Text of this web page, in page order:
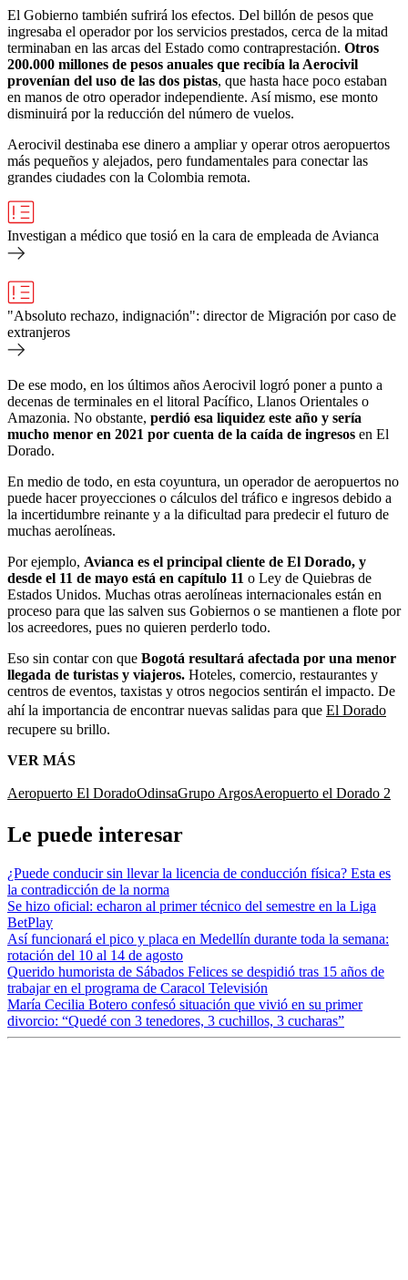
El Gobierno también sufrirá los efectos. Del billón de pesos que
ingresaba el operador por los servicios prestados, cerca de la mitad
terminaban en las arcas del Estado como contraprestación. Otros
200.000 millones de pesos anuales que recibía la Aerocivil
provenían del uso de las dos pistas, que hasta hace poco estaban
en manos de otro operador independiente. Así mismo, ese monto
disminuirá por la reducción del número de vuelos.
Aerocivil destinaba ese dinero a ampliar y operar otros aeropuertos
más pequeños y alejados, pero fundamentales para conectar las
grandes ciudades con la Colombia remota.
Investigan a médico que tosió en la cara de empleada de Avianca
"Absoluto rechazo, indignación": director de Migración por caso de
extranjeros
De ese modo, en los últimos años Aerocivil logró poner a punto a
decenas de terminales en el litoral Pacífico, Llanos Orientales o
Amazonia. No obstante, perdió esa liquidez este año y sería
mucho menor en 2021 por cuenta de la caída de ingresos en El
Dorado.
En medio de todo, en esta coyuntura, un operador de aeropuertos no
puede hacer proyecciones o cálculos del tráfico e ingresos debido a
la incertidumbre reinante y a la dificultad para predecir el futuro de
muchas aerolíneas.
Por ejemplo, Avianca es el principal cliente de El Dorado, y
desde el 11 de mayo está en capítulo 11 o Ley de Quiebras de
Estados Unidos. Muchas otras aerolíneas internacionales están en
proceso para que las salven sus Gobiernos o se mantienen a flote por
los acreedores, pues no quieren perderlo todo.
Eso sin contar con que Bogotá resultará afectada por una menor
llegada de turistas y viajeros. Hoteles, comercio, restaurantes y
centros de eventos, taxistas y otros negocios sentirán el impacto. De
ahí la importancia de encontrar nuevas salidas para que El Dorado
recupere su brillo.
VER MÁS
Aeropuerto El DoradoOdinsaGrupo ArgosAeropuerto el Dorado 2
Le puede interesar
¿Puede conducir sin llevar la licencia de conducción física? Esta es
la contradicción de la norma
Se hizo oficial: echaron al primer técnico del semestre en la Liga
BetPlay
Así funcionará el pico y placa en Medellín durante toda la semana:
rotación del 10 al 14 de agosto
Querido humorista de Sábados Felices se despidió tras 15 años de
trabajar en el programa de Caracol Televisión
María Cecilia Botero confesó situación que vivió en su primer
divorcio: “Quedé con 3 tenedores, 3 cuchillos, 3 cucharas”